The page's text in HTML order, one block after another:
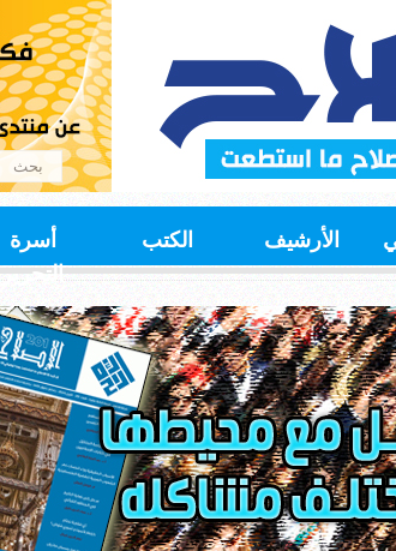
الأرشيف الكتب
أسرة
التحرير